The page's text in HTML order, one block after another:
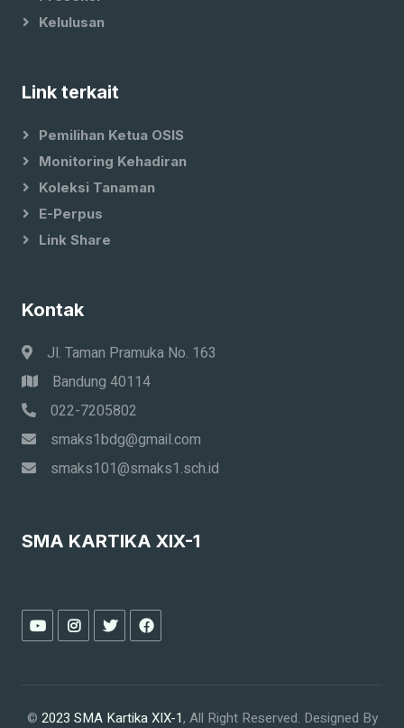
Kelulusan
Link terkait
Pemilihan Ketua OSIS
Monitoring Kehadiran
Koleksi Tanaman
E-Perpus
Link Share
Kontak
Jl. Taman Pramuka No. 163
Bandung 40114
022-7205802
smaks1bdg@gmail.com
smaks101@smaks1.sch.id
SMA KARTIKA XIX-1
© 2023 SMA Kartika XIX-1, All Right Reserved. Designed By